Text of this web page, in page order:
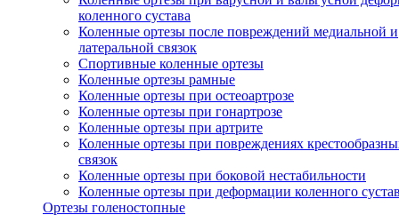
коленного сустава
Коленные ортезы после повреждений медиальной и
латеральной связок
Спортивные коленные ортезы
Коленные ортезы рамные
Коленные ортезы при остеоартрозе
Коленные ортезы при гонартрозе
Коленные ортезы при артрите
Коленные ортезы при повреждениях
связок
Коленные ортезы при боковой нестабильности
Коленные ортезы при деформации коленного
Ортезы голеностопные